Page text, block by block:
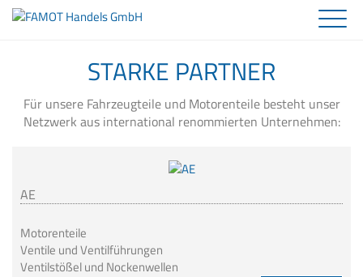
Unternehmen
Team
Service und Kontakt
Online Shop
STARKE PARTNER
Für unsere Fahrzeugteile und Motorenteile besteht unser
Netzwerk aus international renommierten Unternehmen:
AE
Motorenteile
Ventile und Ventilführungen
Ventilstößel und Nockenwellen